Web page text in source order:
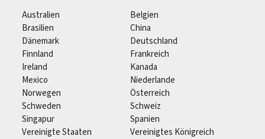
Australien
Belgien
Brasilien
China
Dänemark
Deutschland
Finnland
Frankreich
Ireland
Kanada
Mexico
Niederlande
Norwegen
Österreich
Schweden
Schweiz
Singapur
Spanien
Vereinigte Staaten
Vereinigtes Königreich